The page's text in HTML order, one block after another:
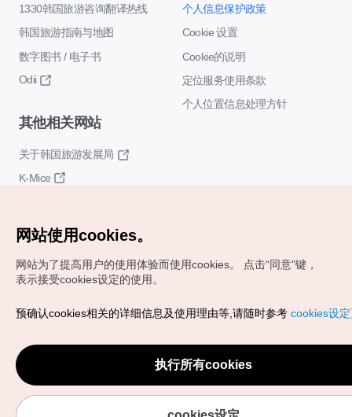
1330韩国旅游咨询翻译热线
韩国旅游指南与地图
数字图书 / 电子书
Odii
个人信息保护政策
Cookie 设置
Cookie的说明
定位服务使用条款
个人位置信息处理方针
其他相关网站
关于韩国旅游发展局
K-Mice
Copyrights (c) 韩国旅游发展局版权所有
VISITKOREA官方邮箱
chnsim@knto.or.kr
网站使用cookies。
网站为了提高用户的使用体验而使用cookies。
点击“同意"键，
表示接受cookies设定的使用。
预确认cookies相关的详细信息及使用理由等,请随时参考 cookies设
执行所有cookies